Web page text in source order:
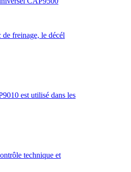
freinage, le décél
est utilisé dans les
technique et